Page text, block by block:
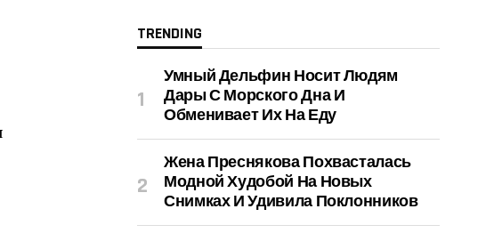
TRENDING
Умный Дельфин Носит Людям
Дары С Морского Дна И
Обменивает Их На Еду
Жена Преснякова Похвасталась
Модной Худобой На Новых
Снимках И Удивила Поклонников